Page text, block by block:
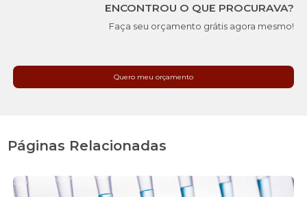
ENCONTROU O QUE PROCURAVA?
Faça seu orçamento grátis agora mesmo!
Quero meu orçamento
Páginas Relacionadas